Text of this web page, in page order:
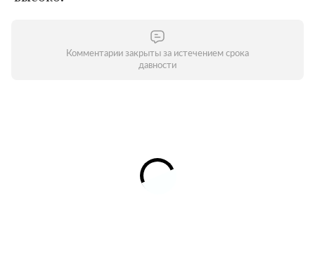
Комментарии закрыты за истечением срока
давности